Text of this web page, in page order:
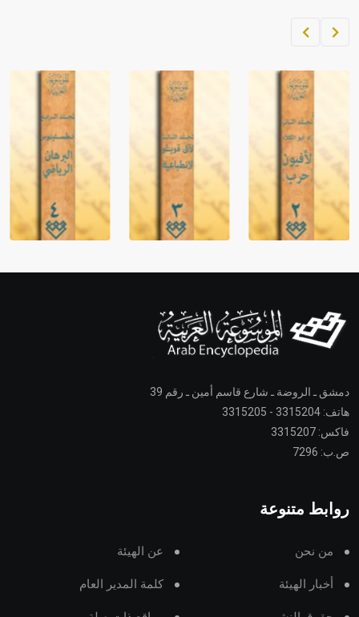
دمشق ـ الروضة ـ شارع قاسم أمين ـ رقم 39
هاتف: 3315204 - 3315205
فاكس: 3315207
ص.ب: 7296
روابط متنوعة
من نحن عن الهيئة
أخبار الهيئة كلمة المدير العام